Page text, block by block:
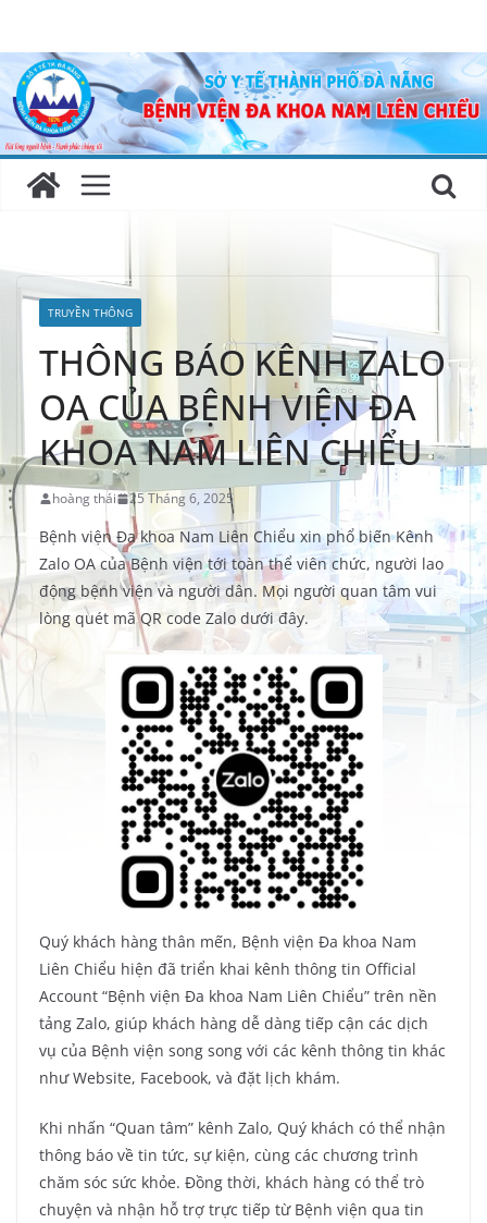
content
TRUYỀN THÔNG
THÔNG BÁO KÊNH ZALO
OA CỦA BỆNH VIỆN ĐA
KHOA NAM LIÊN CHIỂU
hoàng thái 25 Tháng 6, 2025
Bệnh viện Đa khoa Nam Liên Chiểu xin phổ biến Kênh
Zalo OA của Bệnh viện tới toàn thể viên chức, người lao
động bệnh viện và người dân. Mọi người quan tâm vui
lòng quét mã QR code Zalo dưới đây.
Quý khách hàng thân mến, Bệnh viện Đa khoa Nam
Liên Chiểu hiện đã triển khai kênh thông tin Official
Account “Bệnh viện Đa khoa Nam Liên Chiểu” trên nền
tảng Zalo, giúp khách hàng dễ dàng tiếp cận các dịch
vụ của Bệnh viện song song với các kênh thông tin khác
như Website, Facebook, và đặt lịch khám.
Khi nhấn “Quan tâm” kênh Zalo, Quý khách có thể nhận
thông báo về tin tức, sự kiện, cùng các chương trình
chăm sóc sức khỏe. Đồng thời, khách hàng có thể trò
chuyện và nhận hỗ trợ trực tiếp từ Bệnh viện qua tin